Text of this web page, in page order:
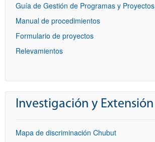
Guía de Gestión de Programas y Proyectos
Manual de procedimientos
Formulario de proyectos
Relevamientos
Investigación y Extensión
Mapa de discriminación Chubut